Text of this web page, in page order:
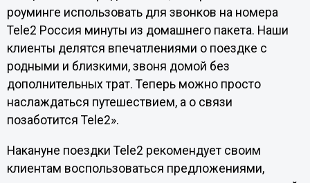
роуминге использовать для звонков на номера
Tele2 Россия минуты из домашнего пакета. Наши
клиенты делятся впечатлениями о поездке с
родными и близкими, звоня домой без
дополнительных трат. Теперь можно просто
наслаждаться путешествием, а о связи
позаботится Tele2».
Накануне поездки Tele2 рекомендует своим
клиентам воспользоваться предложениями,